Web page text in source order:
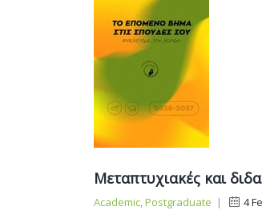
Μεταπτυχιακές και
Academic,Postgraduate | 4